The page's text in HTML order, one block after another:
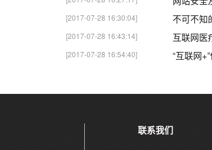
[2017-07-28 16:30:04] 不可不知
[2017-07-28 16:43:14] 互联网医
[2017-07-28 16:54:40] “互联网
联系我们